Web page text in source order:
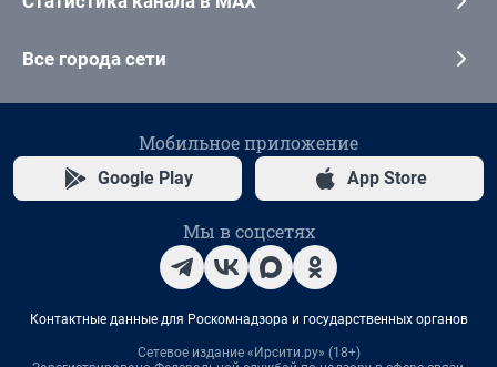
Все города сети
Мобильное приложение
Google Play App Store
Мы в соцсетях
Контактные данные для Роскомнадзора и государственных органов
Сетевое издание «Ирсити.ру» (18+)